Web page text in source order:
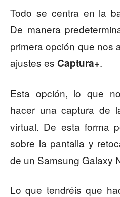
Todo se centra en la
De manera
primera opción que nos
ajustes es Captura+.
Esta opción, lo que
hacer una captura de
virtual. De esta forma
sobre la pantalla y
de un Samsung Galaxy
Lo que tendréis que